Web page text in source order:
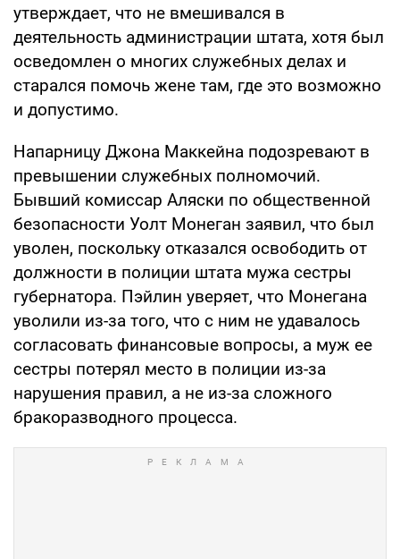
утверждает, что не вмешивался в
деятельность администрации штата, хотя был
осведомлен о многих служебных делах и
старался помочь жене там, где это возможно
и допустимо.
Напарницу Джона Маккейна подозревают в
превышении служебных полномочий.
Бывший комиссар Аляски по общественной
безопасности Уолт Монеган заявил, что был
уволен, поскольку отказался освободить от
должности в полиции штата мужа сестры
губернатора. Пэйлин уверяет, что Монегана
уволили из-за того, что с ним не удавалось
согласовать финансовые вопросы, а муж ее
сестры потерял место в полиции из-за
нарушения правил, а не из-за сложного
бракоразводного процесса.